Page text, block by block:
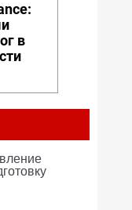
в